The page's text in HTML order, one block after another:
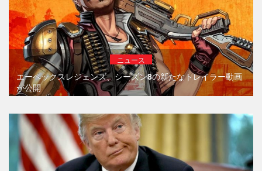
ニュース
エーペックスレジェンズ、シーズン8の新たなトレイラー動画
が公開